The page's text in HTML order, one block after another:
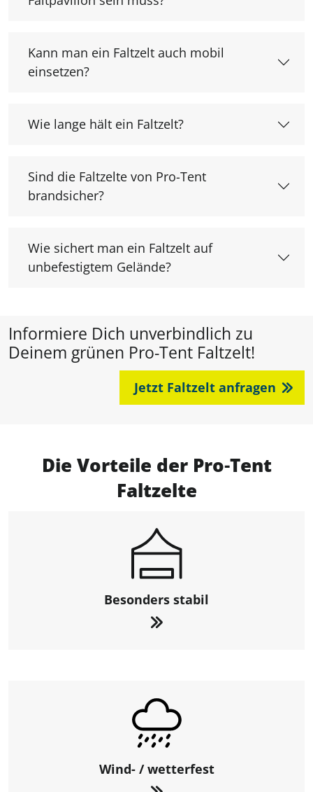
Kann man ein Faltzelt auch mobil
einsetzen?
Wie lange hält ein Faltzelt?
Sind die Faltzelte von Pro-Tent
brandsicher?
Wie sichert man ein Faltzelt auf
unbefestigtem Gelände?
Informiere Dich unverbindlich zu
Deinem grünen Pro-Tent Faltzelt!
Jetzt Faltzelt anfragen
Die Vorteile der Pro‑Tent
Faltzelte
Besonders stabil
Wind- / wetterfest